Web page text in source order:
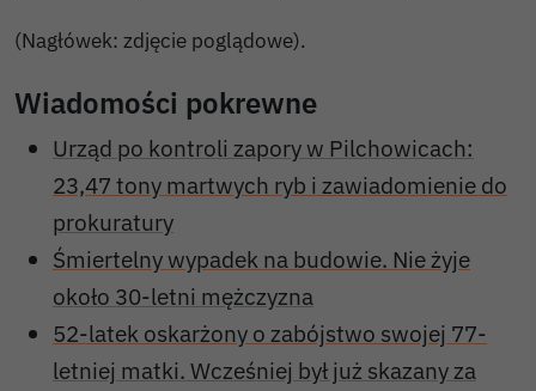
(Nagłówek: zdjęcie poglądowe).
Wiadomości pokrewne
Urząd po kontroli zapory w Pilchowicach:
23,47 tony martwych ryb i zawiadomienie do
prokuratury
Śmiertelny wypadek na budowie. Nie żyje
około 30-letni mężczyzna
52-latek oskarżony o zabójstwo swojej 77-
letniej matki. Wcześniej był już skazany za